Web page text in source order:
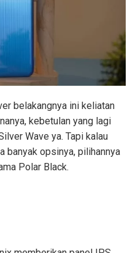
belakangnya ini keliatan
kebetulan yang lagi
Wave ya. Tapi kalau
banyak opsinya, pilihannya
Polar Black.